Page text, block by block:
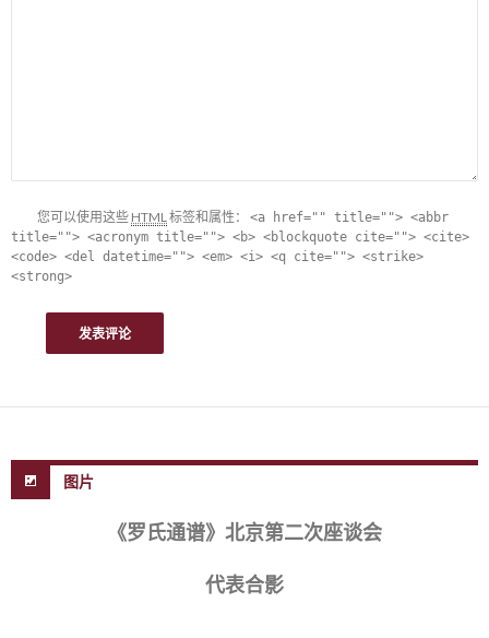
您可以使用这些 HTML标签和属性： <a href="" title=""> <abbr
title=""> <acronym title=""> <b> <blockquote cite=""> <cite>
<code> <del datetime=""> <em> <i> <q cite=""> <strike>
<strong>
图片
《罗氏通谱》北京第二次座谈会
代表合影